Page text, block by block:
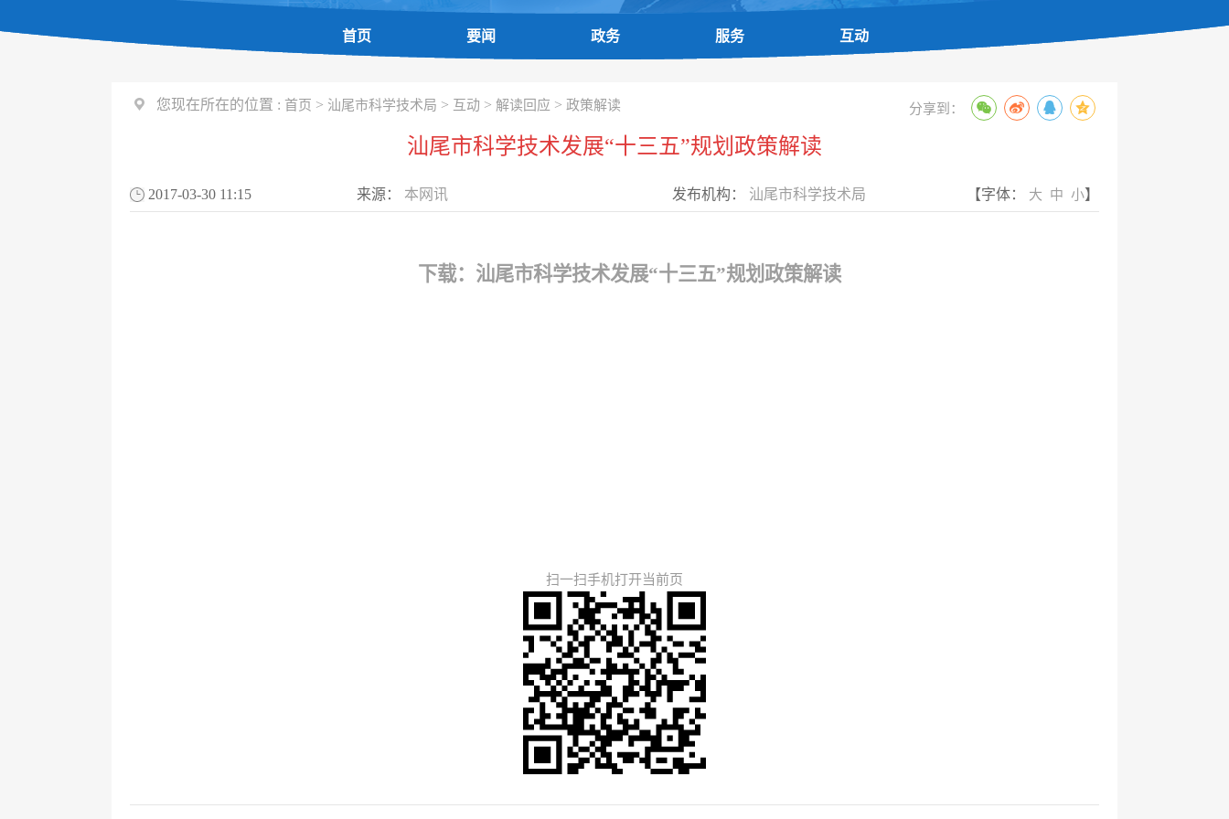
首页 要闻 政务 服务 互动
您现在所在的位置 : 首页 > 汕尾市科学技术局 > 互动 > 解读回应 > 政策解读 分享到：
汕尾市科学技术发展“十三五”规划政策解读
2017-03-30 11:15 来源： 本网讯 发布机构： 汕尾市科学技术局 【字体： 大 中 小】
下载： 汕尾市科学技术发展“十三五”规划政策解读
扫一扫手机打开当前页